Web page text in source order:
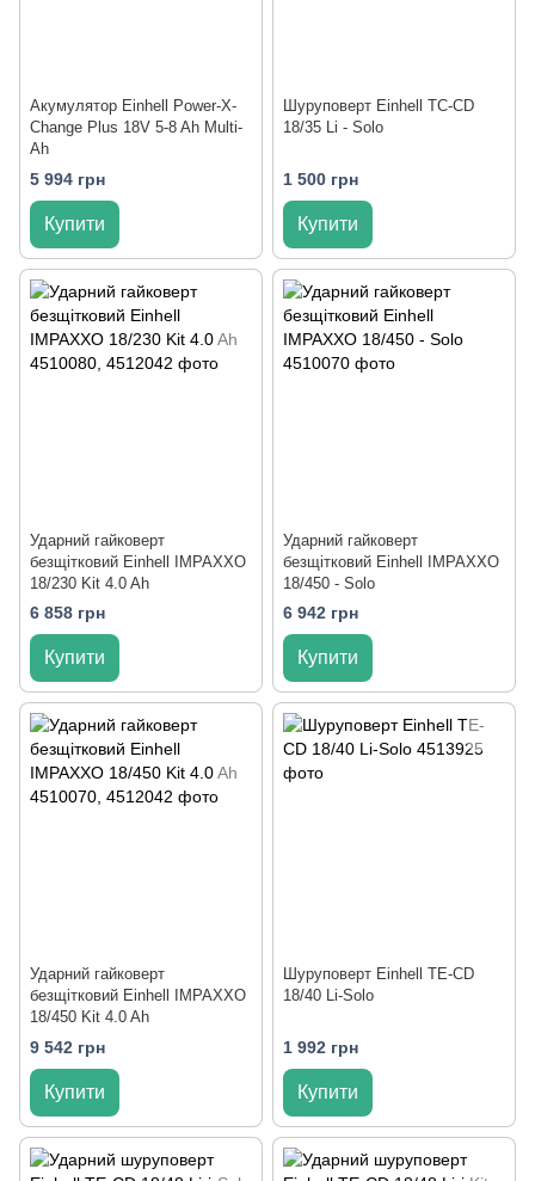
Акумулятор Einhell Power-X-
Change Plus 18V 5-8 Ah Multi-
Ah
5 994 грн
Купити
Шуруповерт Einhell TC-CD
18/35 Li - Solo
1 500 грн
Купити
Ударний гайковерт
безщітковий Einhell IMPAXXO
18/230 Kit 4.0 Ah
6 858 грн
Купити
Ударний гайковерт
безщітковий Einhell IMPAXXO
18/450 - Solo
6 942 грн
Купити
Ударний гайковерт
безщітковий Einhell IMPAXXO
18/450 Kit 4.0 Ah
9 542 грн
Купити
Шуруповерт Einhell TE-CD
18/40 Li-Solo
1 992 грн
Купити